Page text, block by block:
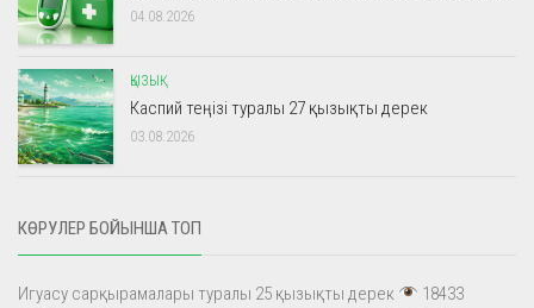
04.08.2026
ҚЫЗЫҚ
Каспий теңізі туралы 27 қызықты дерек
03.08.2026
КӨРУЛЕР БОЙЫНША ТОП
Игуасу сарқырамалары туралы 25 қызықты дерек
18433